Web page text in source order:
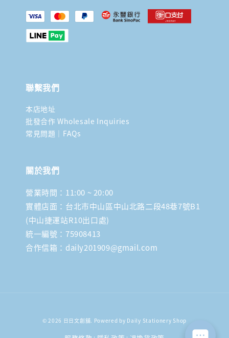
聯繫我們
本店地址
批發合作 Wholesale Inquiries
常見問題｜FAQs
關於我們
營業時間：11:00 ~ 20:00
實體店面：台北市中山區中山北路二段48巷7號B1
(中山捷運站R10出口處)
統一編號：75908413
合作信箱：daily201909@gmail.com
© 2026 日日文創舖. Powered by Daily Stationery Shop